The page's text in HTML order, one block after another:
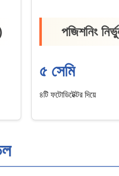
পজিশনিং
৫ সেমি
৪টি ফটোডিটেক্টর দিয়ে